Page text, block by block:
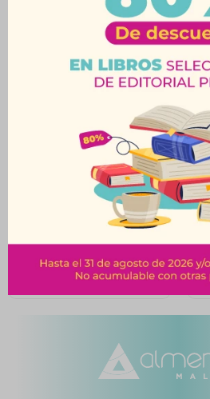
Mi Nombre Es Emilia
Del Valle-
1.090